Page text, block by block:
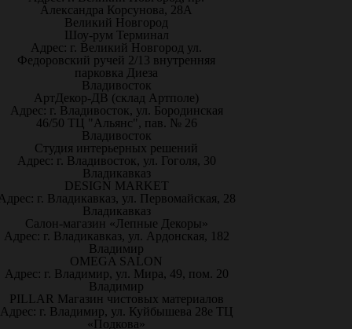
Александра Корсунова, 28А
Великий Новгород
Шоу-рум Терминал
Адрес: г. Великий Новгород ул.
Федоровский ручей 2/13 внутренняя
парковка Диеза
Владивосток
АртДекор-ДВ (склад Артполе)
Адрес: г. Владивосток, ул. Бородинская
46/50 ТЦ "Альянс", пав. № 26
Владивосток
Студия интерьерных решений
Адрес: г. Владивосток, ул. Гоголя, 30
Владикавказ
DESIGN MARKET
г. Владикавказ, ул. Первомайская, 28
Владикавказ
Салон-магазин «Лепные Декоры»
Адрес: г. Владикавказ, ул. Ардонская, 182
Владимир
OMEGA SALON
Адрес: г. Владимир, ул. Мира, 49, пом. 20
Владимир
PILLAR Магазин чистовых материалов
Адрес: г. Владимир, ул. Куйбышева 28е ТЦ
«Подкова»